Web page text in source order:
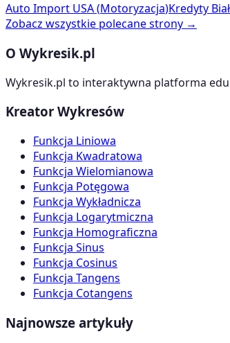
Auto Import USA(Motoryzacja)Kredyty
Zobacz wszystkie polecane strony →
O Wykresik.pl
Wykresik.pl to interaktywna platforma
Kreator Wykresów
Funkcja Liniowa
Funkcja Kwadratowa
Funkcja Wielomianowa
Funkcja Potęgowa
Funkcja Wykładnicza
Funkcja Logarytmiczna
Funkcja Homograficzna
Funkcja Sinus
Funkcja Cosinus
Funkcja Tangens
Funkcja Cotangens
Najnowsze artykuły